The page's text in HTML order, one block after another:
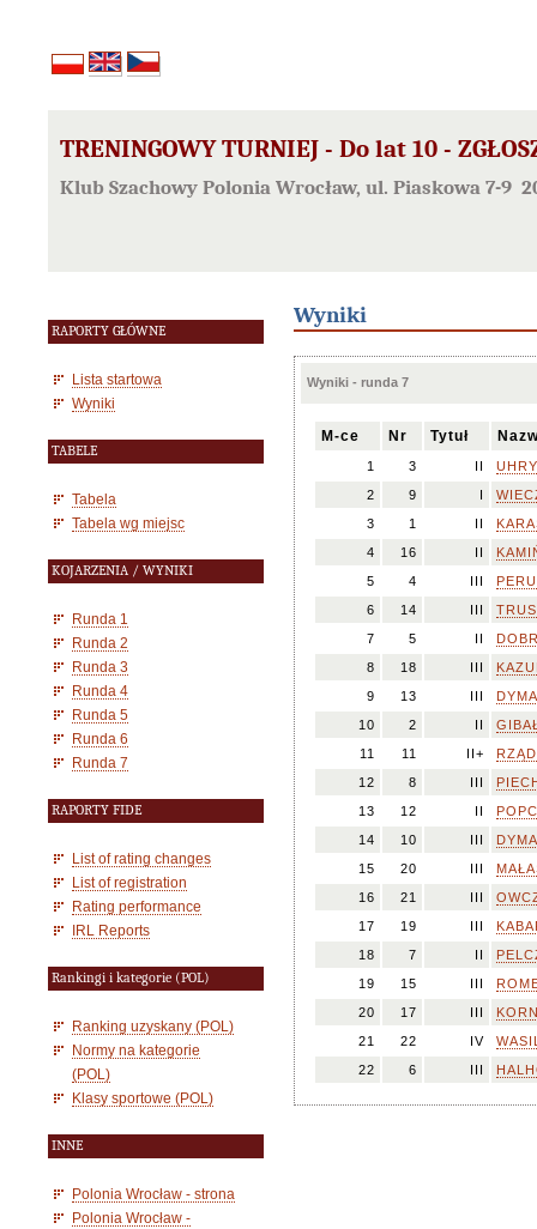
TRENINGOWY TURNIEJ - Do lat 10 -
Klub Szachowy Polonia Wrocław, ul. Piaskowa 7-9
RAPORTY GŁÓWNE
Lista startowa
Wyniki
TABELE
Tabela
Tabela wg miejsc
KOJARZENIA / WYNIKI
Runda 1
Runda 2
Runda 3
Runda 4
Runda 5
Runda 6
Runda 7
RAPORTY FIDE
List of rating changes
List of registration
Rating performance
IRL Reports
Rankingi i kategorie (POL)
Ranking uzyskany (POL)
Normy na kategorie
(POL)
Klasy sportowe (POL)
INNE
Polonia Wrocław - strona
Polonia Wrocław -
Wyniki
Wyniki - runda 7
M-ce Nr Tytuł
1 3 II
2
9 I
3
1 II
4
16 II
5
4 III
6
14 III
7
5 II
8
18 III
9
13 III
10
2 II
11
11 II+
12
8 III
13
12 II
14
10 III
15
20 III
16
21 III
17
19 III
18
7 II
19
15 III
20
17 III
21
22 IV
22
6 III